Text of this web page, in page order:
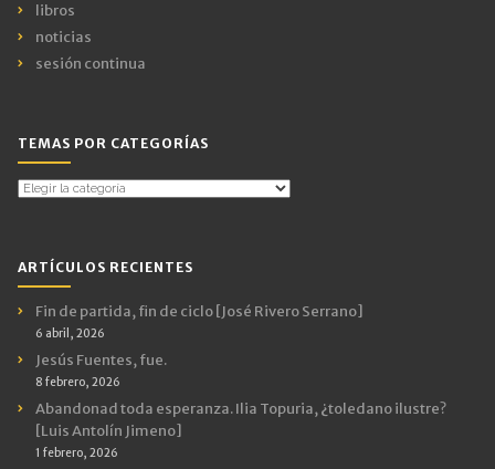
libros
noticias
sesión continua
TEMAS POR CATEGORÍAS
Temas
ARTÍCULOS RECIENTES
Fin de partida, fin de ciclo [José Rivero Serrano]
6 abril, 2026
Jesús Fuentes, fue.
8 febrero, 2026
Abandonad toda esperanza. Ilia Topuria, ¿toledano ilustre?
[Luis Antolín Jimeno]
1 febrero, 2026